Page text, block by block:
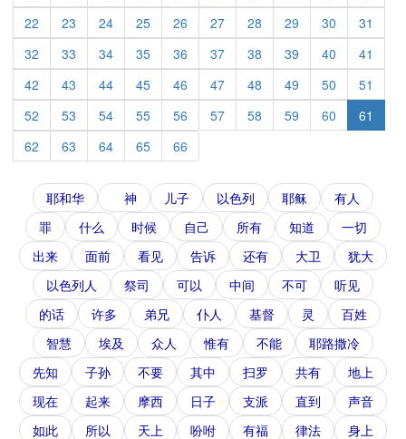
22
23 24 25 26 27 28 29 30
31
32
33 34 35 36 37 38 39 40
41
42
43 44 45 46 47 48 49 50
51
52
53 54 55 56 57 58 59 60
61
62
63 64 65 66
耶和华 神 儿子 以色列 耶稣
有人
罪
什么 时候 自己 所有 知道
一切
出来
面前 看见 告诉 还有 大卫
犹大
以色列人
祭司 可以 中间 不可
听见
的话
许多 弟兄 仆人 基督 灵
百姓
智慧
埃及 众人 惟有 不能
耶路撒冷
先知
子孙 不要 其中 扫罗 共有
地上
现在
起来 摩西 日子 支派 直到
声音
如此
所以 天上 吩咐 有福 律法 身上